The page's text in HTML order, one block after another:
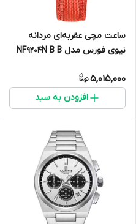
ساعت مچی عقربه‌ای مردانه
نیوی فورس مدل NF9204N B B
5,015,000
افزودن به سبد